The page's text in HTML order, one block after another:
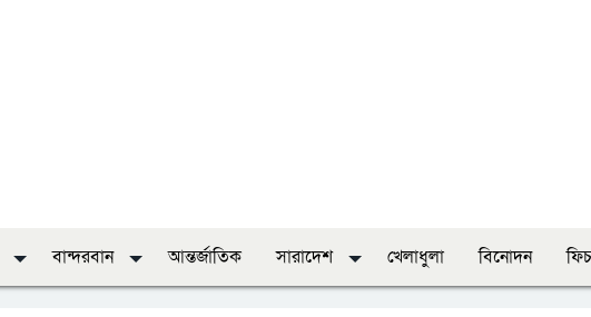
বান্দরবান আন্তর্জাতিক সারাদেশ খেলাধুলা বিনোদন